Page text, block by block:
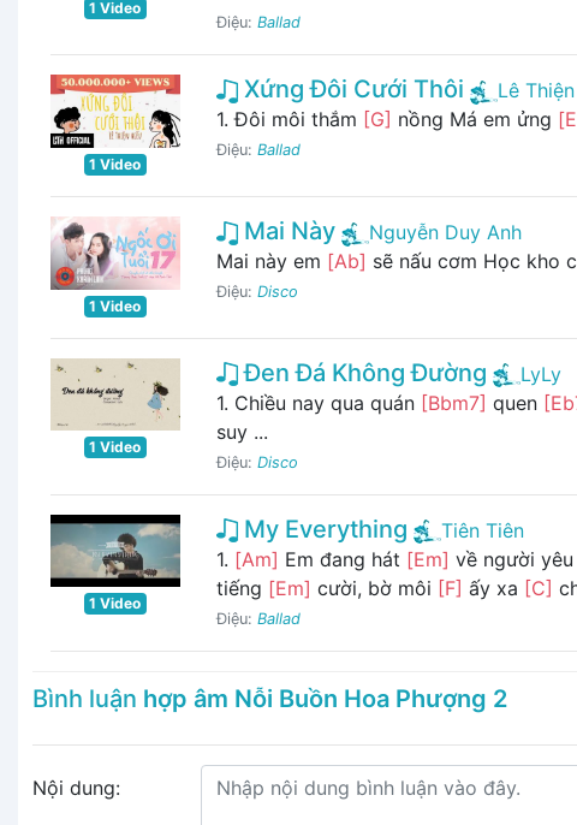
1 Video
Điệu: Ballad
1 Video
Xứng Đôi Cưới Thôi
Lê
1. Đôi môi thắm [G] nồng Má em ửng
Điệu: Ballad
1 Video
Mai Này
Nguyễn Duy Anh
Mai này em [Ab] sẽ nấu cơm Học kho
Điệu: Disco
1 Video
Đen Đá Không Đường
LyLy
1. Chiều nay qua quán [Bbm7] quen
suy ...
Điệu: Disco
1 Video
My Everything
Tiên Tiên
1. [Am] Em đang hát [Em] về người yêu
tiếng [Em] cười, bờ môi [F] ấy xa [C]
Điệu: Ballad
Bình luận hợp âm Nỗi Buồn Hoa Phượng 2
Nội dung: